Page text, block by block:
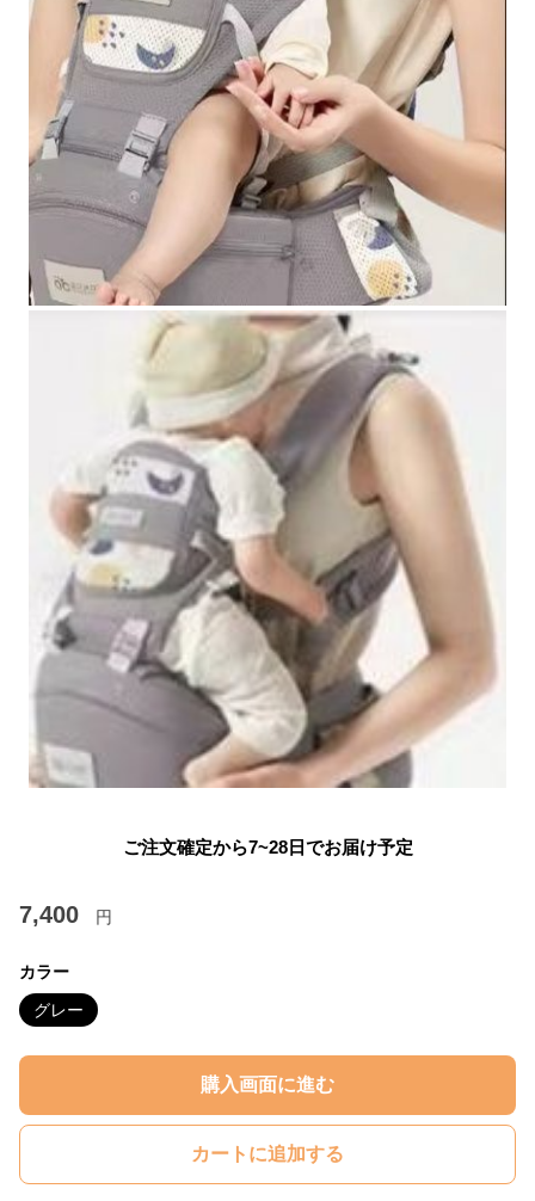
ご注文確定から7~28日でお届け予定
7,400 円
カラー
グレー
購入画面に進む
カートに追加する